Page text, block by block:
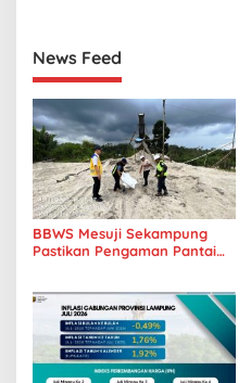
o
s
News Feed
BBWS Mesuji Sekampung
Pastikan Pengaman Pantai